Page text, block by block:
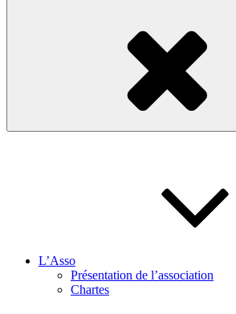
L’Asso
Présentation de l’association
Chartes